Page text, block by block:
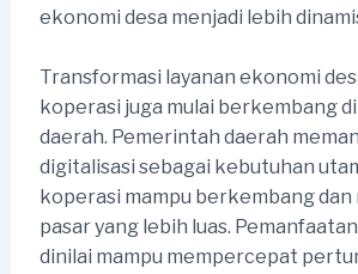
ekonomi desa menjadi lebih
Transformasi layanan ekonomi
koperasi juga mulai berkembang
daerah. Pemerintah daerah
digitalisasi sebagai kebutuhan
koperasi mampu berkembang dan
pasar yang lebih luas.
dinilai mampu mempercepat